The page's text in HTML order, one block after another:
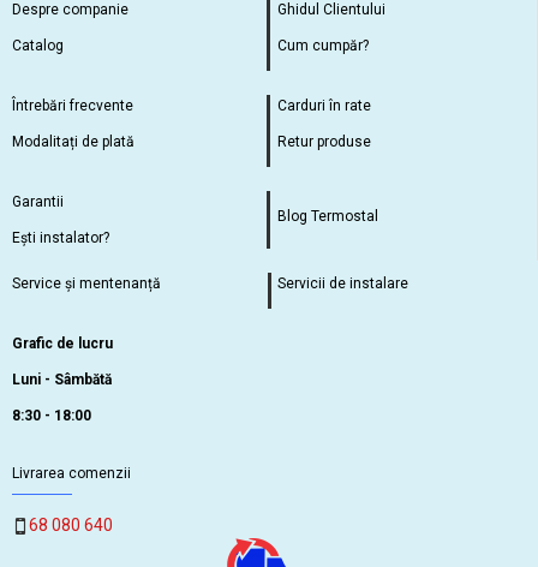
Despre companie
Catalog
Ghidul Clientului
Cum cumpăr?
Întrebări frecvente
Modalitați de plată
Carduri în rate
Retur produse
Garantii
Ești instalator?
Blog Termostal
Service și mentenanță Servicii de instalare
Grafic de lucru
Luni - Sâmbătă
8:30 - 18:00
Livrarea comenzii
68 080 640